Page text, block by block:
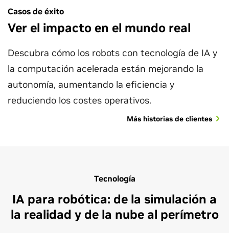
Casos de éxito
Ver el impacto en el mundo real
Descubra cómo los robots con tecnología de IA y
la computación acelerada están mejorando la
autonomía, aumentando la eficiencia y
reduciendo los costes operativos.
Más historias de clientes
Tecnología
IA para robótica: de la simulación a
la realidad y de la nube al perímetro